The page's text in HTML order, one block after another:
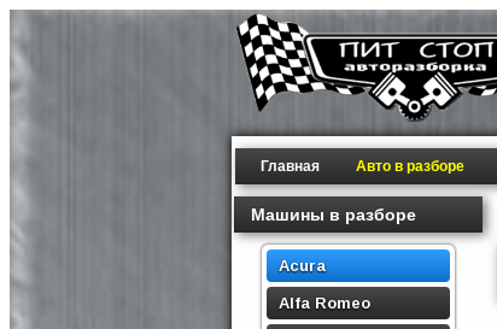
Главная Авто в разборе
Машины в разборе
Acura
Alfa Romeo